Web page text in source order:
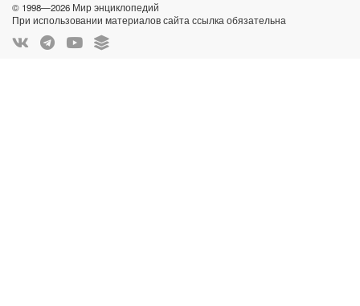
© 1998—2026 Мир энциклопедий
При использовании материалов сайта ссылка обязательна